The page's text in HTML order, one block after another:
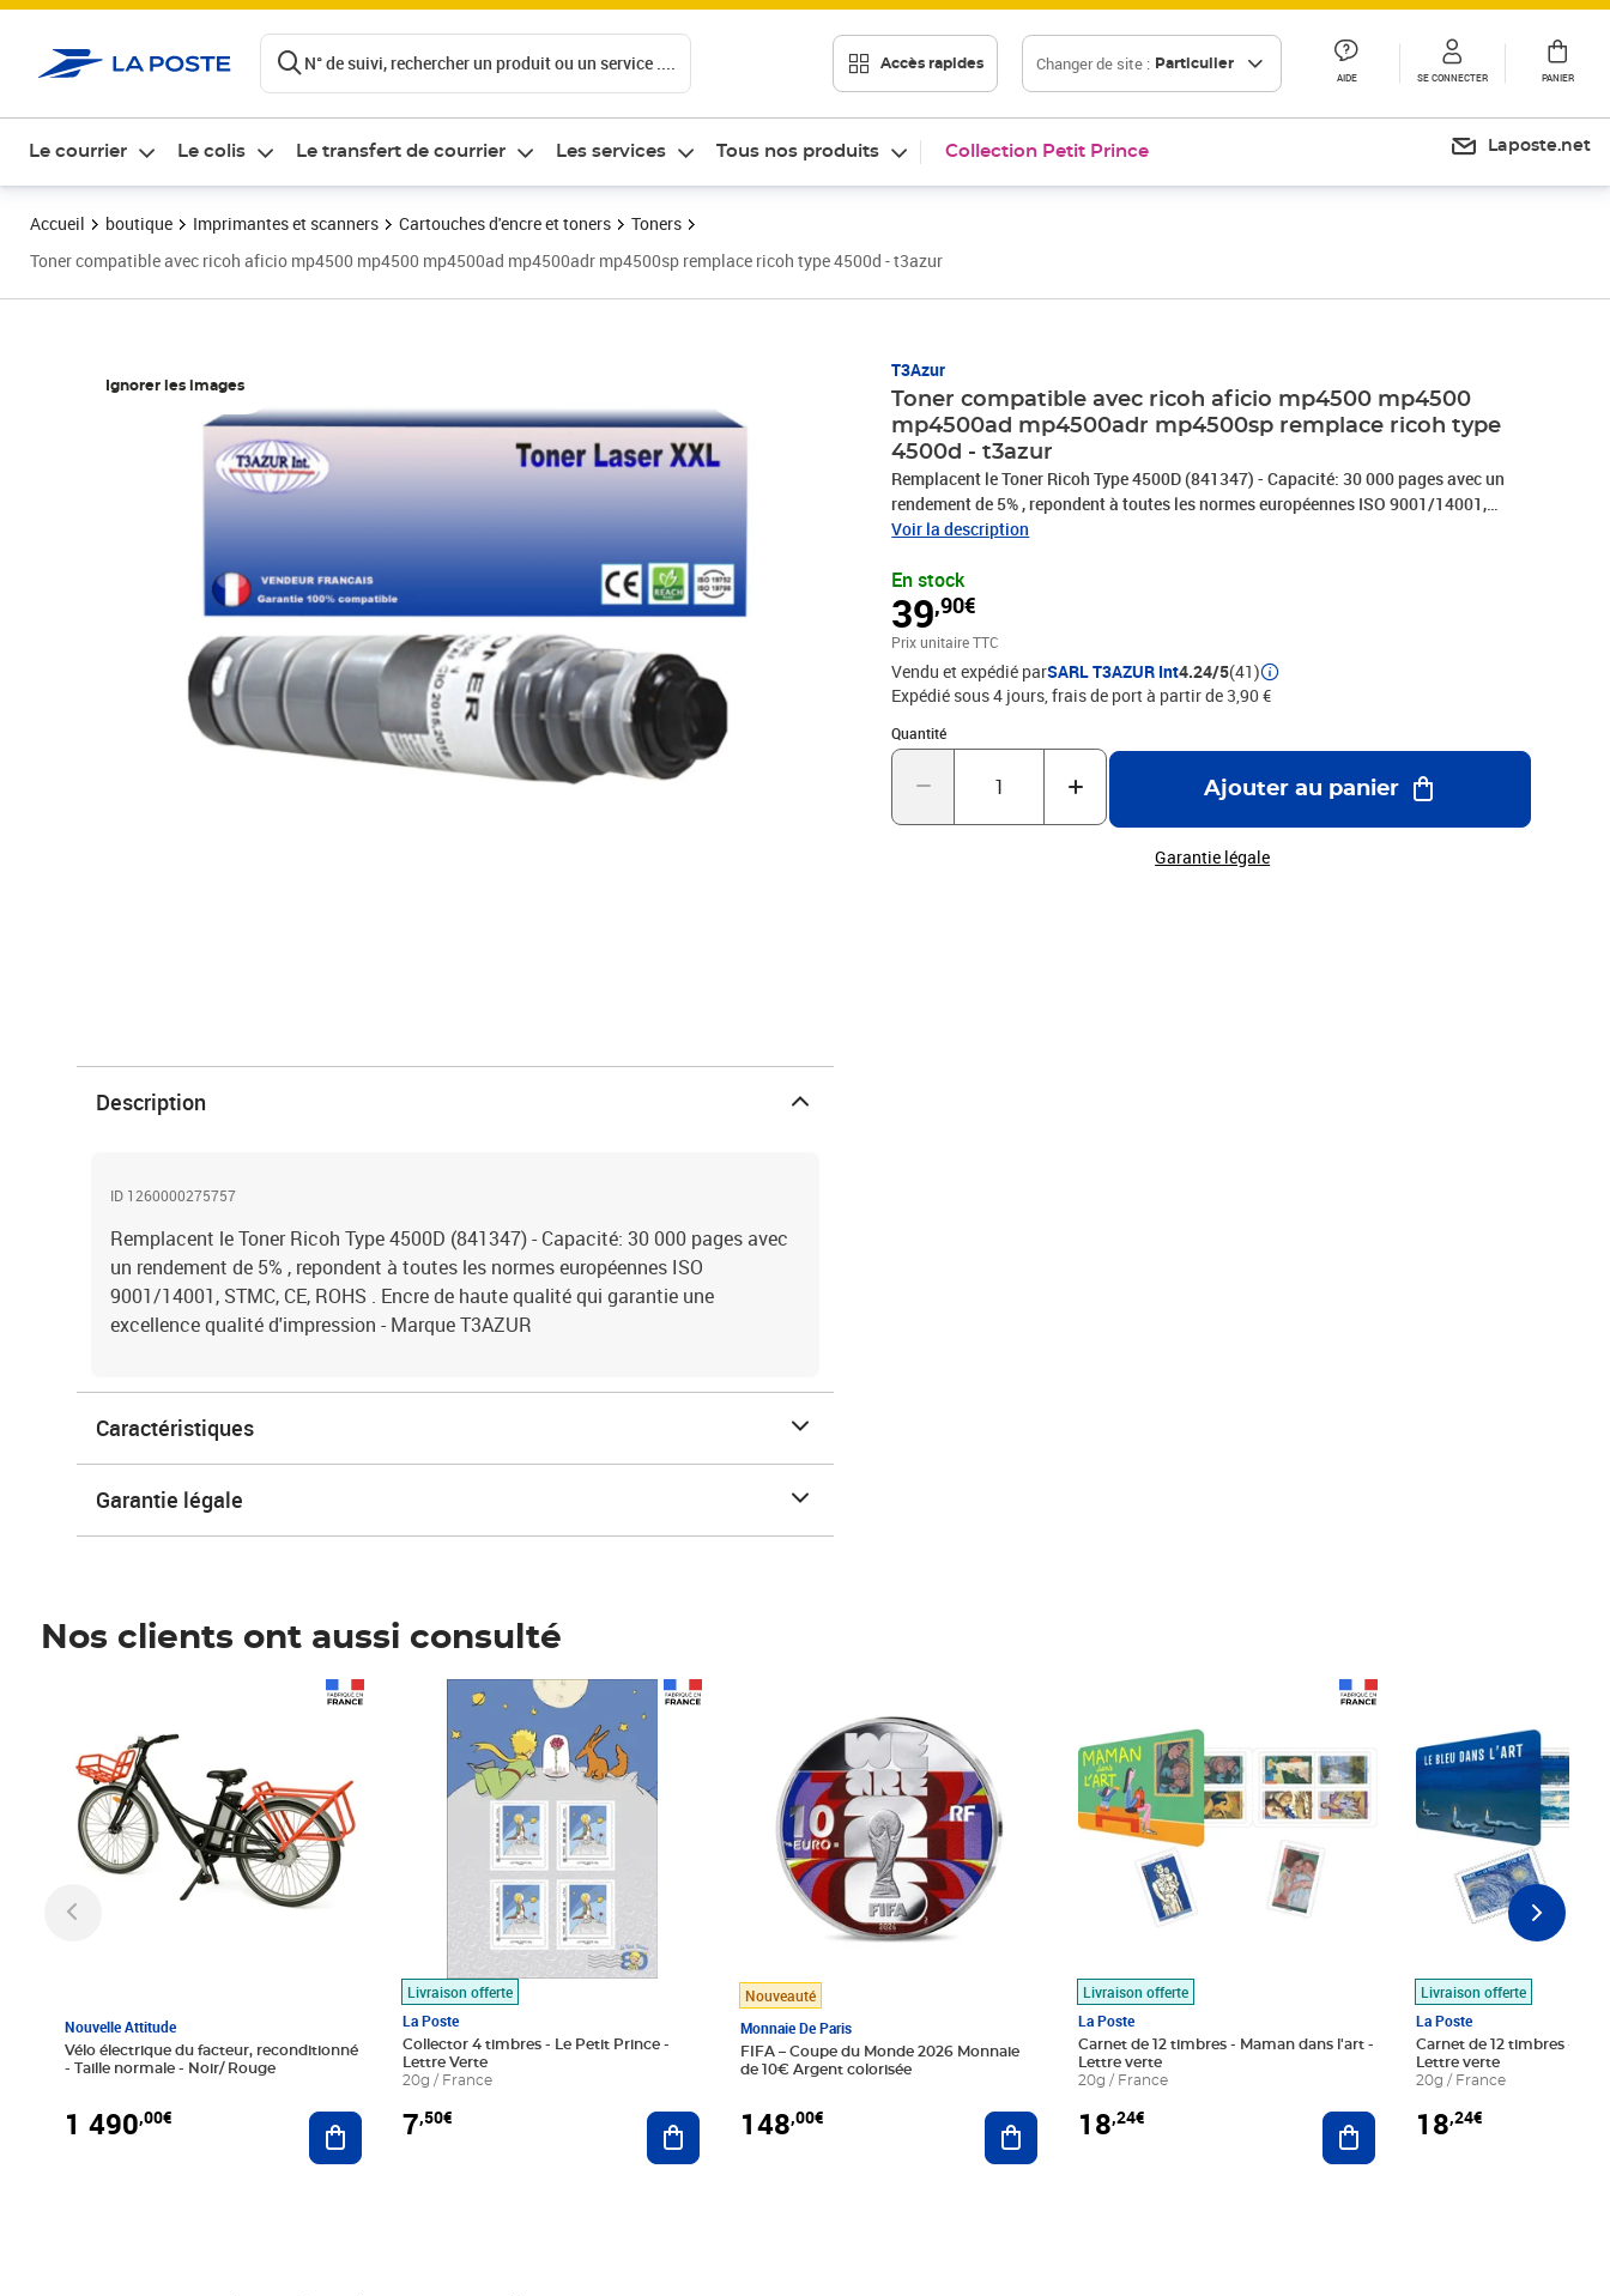
N° de suivi, rechercher un produit ou un service .... Accès rapides Changer de site : Particulier
AIDE SE CONNECTER PANIER
Le courrier Le colis Le transfert de courrier Les services Tous nos produits Collection Petit Prince Laposte.net
Accueil boutique Imprimantes et scanners Cartouches d'encre et toners
Toners
Toner compatible avec ricoh aficio mp4500 mp4500 mp4500ad mp4500adr mp4500sp remplace ricoh type 4500d - t3azur
Ignorer les images
T3Azur
Toner compatible avec ricoh aficio mp4500 mp4500
mp4500ad mp4500adr mp4500sp remplace ricoh type
4500d - t3azur
Remplacent le Toner Ricoh Type 4500D (841347) - Capacité: 30 000 pages avec un
rendement de 5% , repondent à toutes les normes européennes ISO 9001/14001,
STMC, CE, ROHS . Encre de haute qualité qui garantie une excellence qualité
Voir la description
En stock
39,90€
Prix 39,90€
Prix unitaire TTC
Vendu et expédié parSARL T3AZUR Int4.24/5(41)
Expédié sous 4 jours, frais de port à partir de 3,90 €
Quantité
Quantité : 1
Ajouter au panier
Garantie légale
Description
ID 1260000275757
Remplacent le Toner Ricoh Type 4500D (841347) - Capacité: 30 000 pages avec
un rendement de 5% , repondent à toutes les normes européennes ISO
9001/14001, STMC, CE, ROHS . Encre de haute qualité qui garantie une
excellence qualité d'impression - Marque T3AZUR
Caractéristiques
Garantie légale
Nos clients ont aussi consulté
Nouvelle Attitude
Vélo électrique du facteur, reconditionné
- Taille normale - Noir/ Rouge
1 490,00€ Ajouter au panier
Livraison offerte
La Poste
Collector 4 timbres - Le Petit Prince -
Lettre Verte
20g / France
7,50€
Prix 7,50€
Ajouter au panier
Nouveauté
Monnaie De Paris
FIFA – Coupe du Monde 2026 Monnaie
de 10€ Argent colorisée
148,00€ Ajouter au panier
Livraison offerte
La Poste
Carnet de 12 timbres - Maman dans l'art -
Lettre verte
20g / France
18,24€ Ajouter au panier
Livraison offerte
La Poste
Carnet de 12 timbres - Le
Lettre verte
20g / France
18,24€